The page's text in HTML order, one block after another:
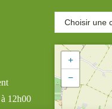
12h00
+
−